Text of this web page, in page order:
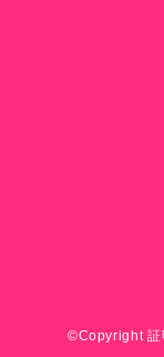
©Copyright 証